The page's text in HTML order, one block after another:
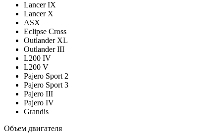
Lancer IX
Lancer X
ASX
Eclipse Cross
Outlander XL
Outlander III
L200 IV
L200 V
Pajero Sport 2
Pajero Sport 3
Pajero III
Pajero IV
Grandis
Объем двигателя